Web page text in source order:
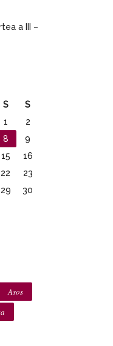
a III –
S
S
1
2
8
9
15
16
22
23
29
30
Asos